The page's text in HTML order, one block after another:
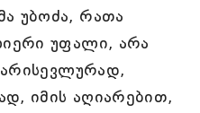
უბოძა, რათა
უფალი, არა
იმის აღიარებით,